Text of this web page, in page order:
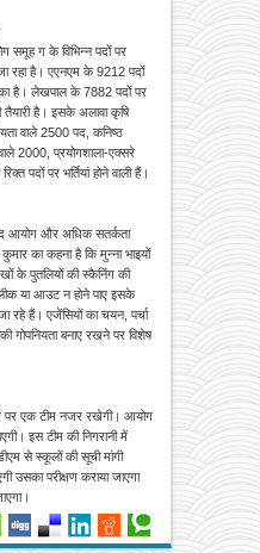
समूह ग के विभिन्न पदों पर
रहा है। एएनएम के 9212 पदों
चुका है। लेखपाल के 7882 पदों पर
तैयारी है। इसके अलावा कृषि
वाले 2500 पद, कनिष्ठ
2000, प्रयोगशाला-एक्सरे
पदों पर भर्तियां होने वाली हैं।
आयोग और अधिक सतर्कता
का कहना है कि मुन्ना भाइयों
के पुतलियों की स्कैनिंग की
या आउट न होने पाए इसके
रहे हैं। एजेंसियों का चयन, पर्चा
गोपनियता बनाए रखने पर विशेष
पर एक टीम नजर रखेगी। आयोग
इस टीम की निगरानी में
से स्कूलों की सूची मांगी
उसका परीक्षण कराया जाएगा